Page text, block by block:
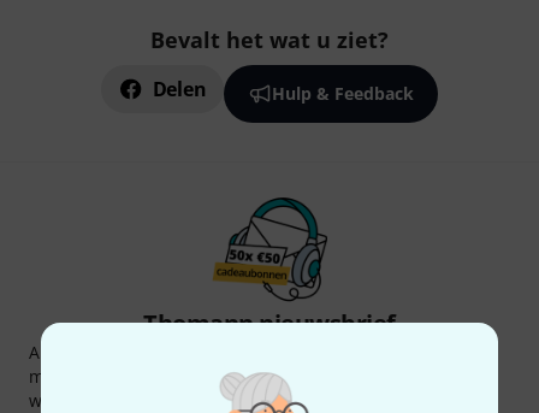
Bevalt het wat u ziet?
Delen Hulp & Feedback
Thomann nieuwsbrief
Abonneer u op de Thomann-nieuwsbrief in het Engels en
met een beetje geluk kunt u een van
waarde van
per stuk winnen!